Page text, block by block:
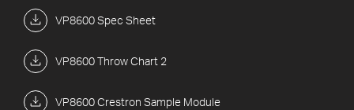
VP8600 Spec Sheet
VP8600 Throw Chart 2
VP8600 Crestron Sample Module